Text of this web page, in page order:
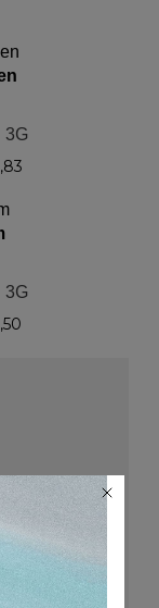
3G
,83
3G
,50